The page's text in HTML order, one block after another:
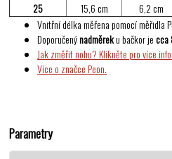
25
15,6 cm
6,2 cm
Vnitřní délka měřena pomocí měřidla
Doporučenýnadměreku bačkor jecca
Jak změřit nohu? Klikněte pro více
Více o značce Peon.
Parametry